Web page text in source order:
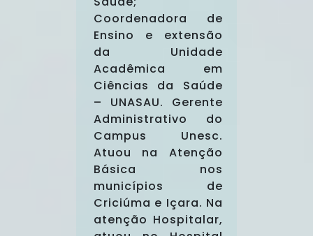
Coordenadora de
Ensino e extensão
da Unidade
Acadêmica em
Ciências da Saúde
– UNASAU. Gerente
Administrativo do
Campus Unesc.
Atuou na Atenção
Básica nos
municípios de
Criciúma e Içara. Na
atenção Hospitalar,